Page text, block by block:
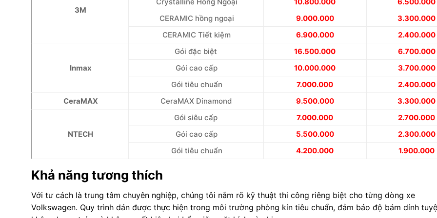
3M
Crystalline Hồng Ngoại
10.800.000
6.500.000
CERAMIC hồng ngoại
9.000.000
3.300.000
CERAMIC Tiết kiệm
6.900.000 2.400.000
Inmax
Gói đặc biệt 16.500.000
6.700.000
Gói cao cấp
10.000.000
3.700.000
Gói tiêu chuẩn
7.000.000
2.400.000
CeraMAX
CeraMAX Dinamond 9.500.000 3.300.000
NTECH
Gói siêu cấp 7.000.000
2.700.000
Gói cao cấp
5.500.000
2.300.000
Gói tiêu chuẩn
4.200.000 1.900.000
Khả năng tương thích
Với tư cách là trung tâm chuyên nghiệp, chúng tôi nắm rõ kỹ thuật thi công riêng biệt cho từng dòng xe
Volkswagen. Quy trình dán được thực hiện trong môi trường phòng kín tiêu chuẩn, đảm bảo độ bám dính